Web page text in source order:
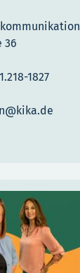
36
1827